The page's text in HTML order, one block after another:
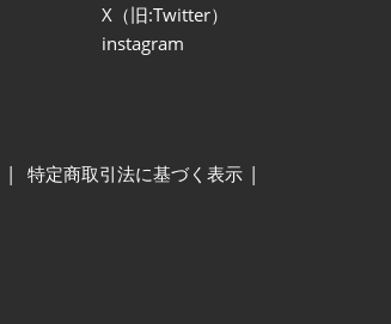
X（旧:Twitter）
instagram
特定商取引法に基づく表示